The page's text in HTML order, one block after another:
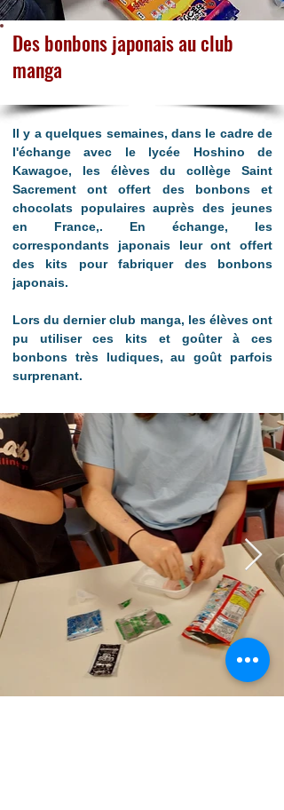
Des bonbons japonais au club
manga
Il y a quelques semaines, dans le cadre de
l'échange avec le lycée Hoshino de
Kawagoe, les élèves du collège Saint
Sacrement ont offert des bonbons et
chocolats populaires auprès des jeunes
en France,. En échange, les
correspondants japonais leur ont offert
des kits pour fabriquer des bonbons
japonais.
Lors du dernier club manga, les élèves ont
pu utiliser ces kits et goûter à ces
bonbons très ludiques, au goût parfois
surprenant.